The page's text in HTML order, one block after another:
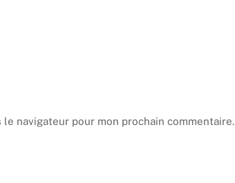
navigateur pour mon prochain commentaire.